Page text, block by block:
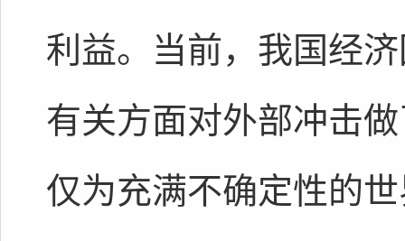
利益。当前，我国经
有关方面对外部冲击
仅为充满不确定性的